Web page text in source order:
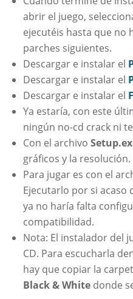
abrir el juego,
ejecutéis hasta que no
parches siguientes.
Descargar e instalar el
Descargar e instalar el
Descargar e instalar el
Ya estaría, con este
ningún no-cd crack ni
Con el archivo
gráficos y la resolución.
Para jugar es con el
Ejecutarlo por si
ya no haría falta
compatibilidad.
Nota: El instalador del
CD. Para escucharla
hay que copiar la
Black & White donde